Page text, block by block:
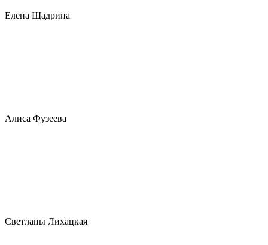
Елена Щадрина
Алиса Фузеева
Светланы Лихацкая